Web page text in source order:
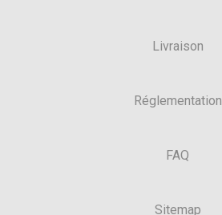
Livraison
Réglementation
FAQ
Sitemap